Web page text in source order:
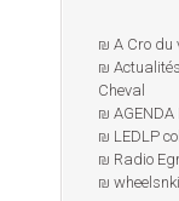
₪ A Cro du
₪
Cheval
₪ AGENDA
₪ LEDLP
₪ Radio
₪